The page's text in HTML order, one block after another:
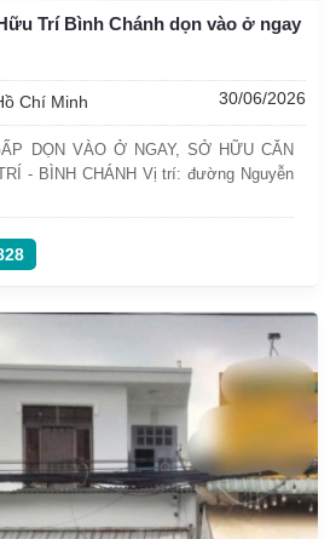
Trí Bình Chánh dọn vào ở ngay
Chí Minh 30/06/2026
DỌN VÀO Ở NGAY, SỞ HỮU CĂN
- BÌNH CHÁNH Vị trí: đường Nguyễn